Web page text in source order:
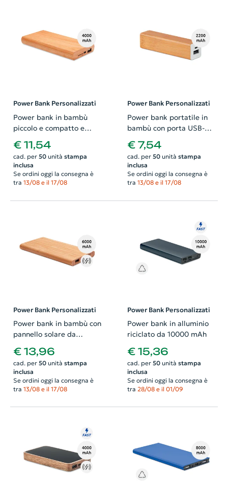
Power Bank Personalizzati
Power bank in bambù
piccolo e compatto e
conettore USB-C da
4000mAh
€ 11,54
cad. per 50unità stampa
inclusa
Se ordini oggi la consegna è
tra 13/08 e il 17/08
Power Bank Personalizzati
Power bank portatile in
bambù con porta USB-C
da 2200mAh in
confezione regalo
€ 7,54
cad. per 50unità stampa
inclusa
Se ordini oggi la consegna è
tra 13/08 e il 17/08
Power Bank Personalizzati
Power bank in bambù con
pannello solare da
€ 13,96
cad. per 50unità stampa
inclusa
Se ordini oggi la consegna è
tra 13/08 e il 17/08
Power Bank Personalizzati
Power bank in alluminio
riciclato da 10000 mAh
€ 15,36
cad. per 50unità stampa
inclusa
Se ordini oggi la consegna è
tra 28/08 e il 01/09